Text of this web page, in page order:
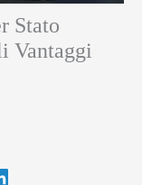
Stato
Vantaggi